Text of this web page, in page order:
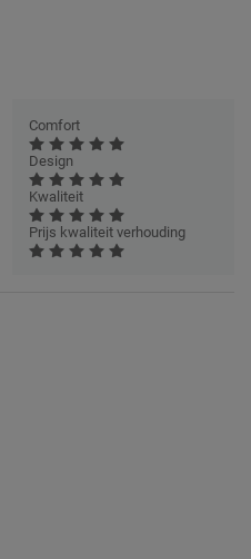
Comfort
Design
Kwaliteit
Prijs kwaliteit verhouding